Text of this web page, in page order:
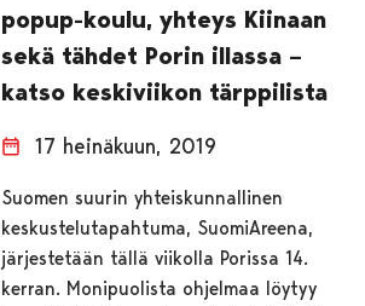
popup-koulu, yhteys Kiinaan
sekä tähdet Porin illassa –
katso keskiviikon tärppilista
17 heinäkuun, 2019
Suomen suurin yhteiskunnallinen
keskustelutapahtuma, SuomiAreena,
järjestetään tällä viikolla Porissa 14.
kerran. Monipuolista ohjelmaa löytyy